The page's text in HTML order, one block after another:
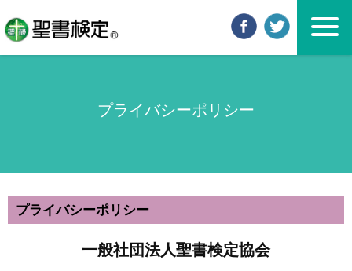
プライバシーポリシー
プライバシーポリシー
一般社団法人聖書検定協会